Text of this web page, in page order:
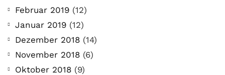
Februar 2019 (12)
Januar 2019 (12)
Dezember 2018 (14)
November 2018 (6)
Oktober 2018 (9)